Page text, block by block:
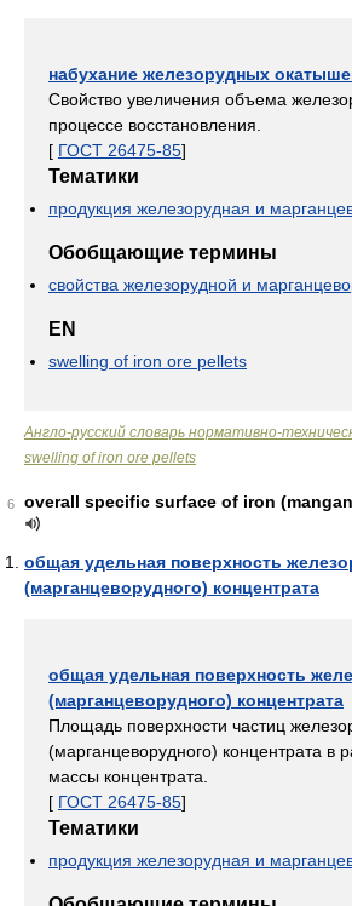
набухание железорудных
Свойство увеличения объема
процессе восстановления.
[ ГОСТ 26475-85]
Тематики
продукция железорудная и
Обобщающие термины
свойства железорудной и
EN
swelling of iron ore pellets
Англо-русский словарь нормативно-
swelling of iron ore pellets
6 overall specific surface of iron
общая удельная поверхность
(марганцеворудного) концентрата
общая удельная поверхность
(марганцеворудного) концентрата
Площадь поверхности частиц
(марганцеворудного) концентрата в
массы концентрата.
[ ГОСТ 26475-85]
Тематики
продукция железорудная и